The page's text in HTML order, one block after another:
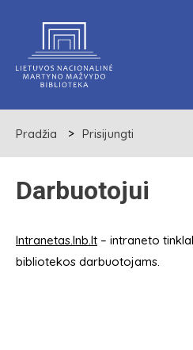
Pradžia Prisijungti
Darbuotojui
Intranetas.lnb.lt – intraneto
bibliotekos darbuotojams.